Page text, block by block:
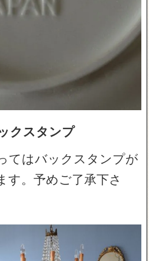
クスタンプ
てはバックスタンプが
す。予めご了承下さ